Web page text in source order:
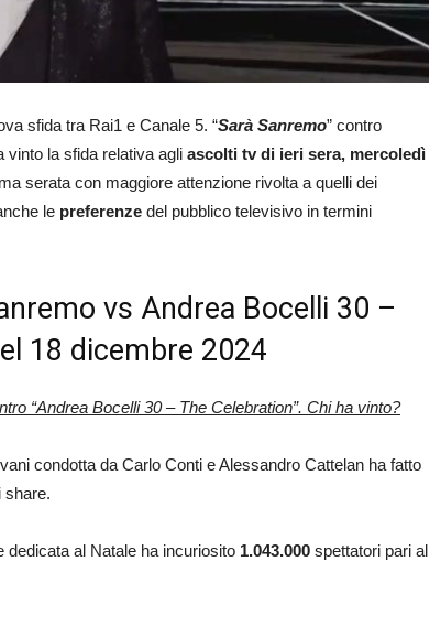
sfida tra Rai1 e Canale 5. “Sarà Sanremo” contro
vinto la sfida relativa agli ascolti tv di ieri sera, mercoledì
serata con maggiore attenzione rivolta a quelli dei
le preferenze del pubblico televisivo in termini
vs Andrea Bocelli 30 –
18 dicembre 2024
“Andrea Bocelli 30 – The Celebration”. Chi ha vinto?
condotta da Carlo Conti e Alessandro Cattelan ha fatto
share.
dedicata al Natale ha incuriosito 1.043.000 spettatori pari al